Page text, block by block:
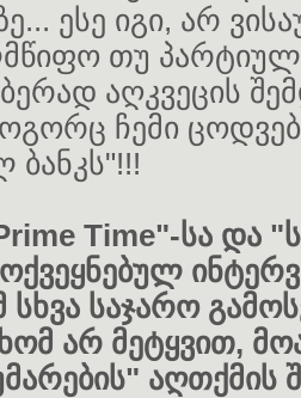
ესე იგი, არ
თუ პარტიულ
აღკვეცის
ჩემი
ბანკს"!!!
Time"-სა და
სხვა საჯარო
არ მეტყვით,
აღთქმის